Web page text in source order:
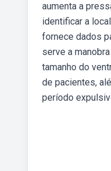
aumenta a
identificar a
fornece dados
serve a
tamanho do
de pacientes,
período